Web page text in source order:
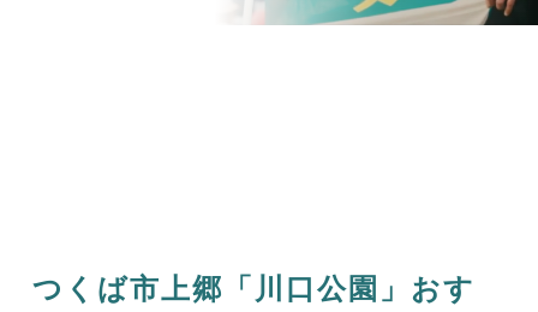
つくば市上郷「川口公園」おす